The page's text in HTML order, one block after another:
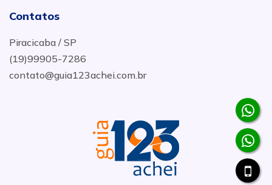
Contatos
Piracicaba / SP
(19)99905-7286
contato@guia123achei.com.br